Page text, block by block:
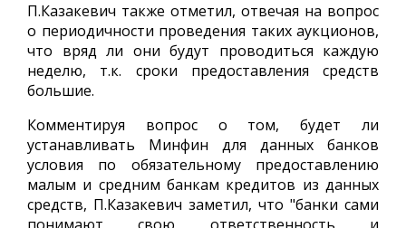
П.Казакевич также отметил, отвечая на вопрос
о периодичности проведения таких аукционов,
что вряд ли они будут проводиться каждую
неделю, т.к. сроки предоставления средств
большие.
Комментируя вопрос о том, будет ли
устанавливать Минфин для данных банков
условия по обязательному предоставлению
малым и средним банкам кредитов из данных
средств, П.Казакевич заметил, что "банки сами